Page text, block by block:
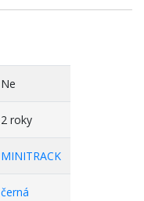
Ne
2 roky
MINITRACK
černá